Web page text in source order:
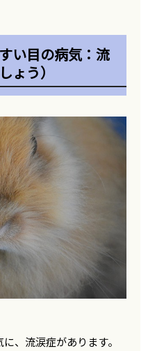
い目の病気：流
ょう）
、流涙症があります。